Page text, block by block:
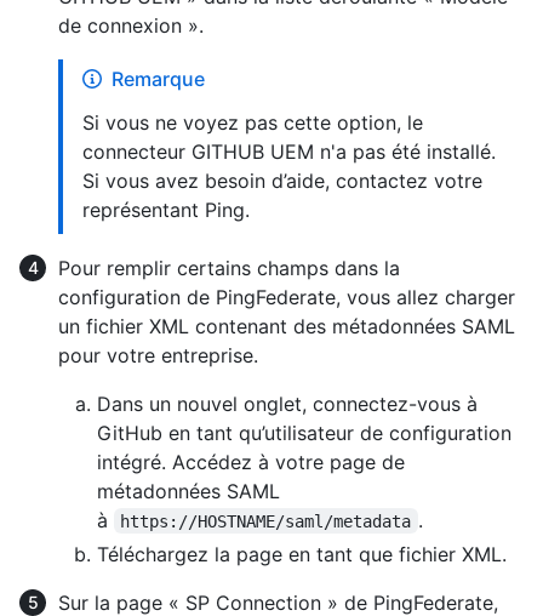
de connexion ».
Remarque
Si vous ne voyez pas cette option, le
connecteur GITHUB UEM n'a pas été installé.
Si vous avez besoin d’aide, contactez votre
représentant Ping.
Pour remplir certains champs dans la
configuration de PingFederate, vous allez charger
un fichier XML contenant des métadonnées SAML
pour votre entreprise.
Dans un nouvel onglet, connectez-vous à
GitHub en tant qu’utilisateur de configuration
intégré. Accédez à votre page de
métadonnées SAML
à
https://HOSTNAME/saml/metadata .
Téléchargez la page en tant que fichier XML.
Sur la page « SP Connection » de PingFederate,